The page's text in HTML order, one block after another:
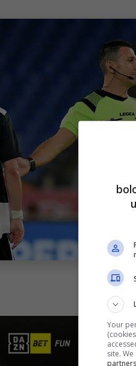
Your
site.